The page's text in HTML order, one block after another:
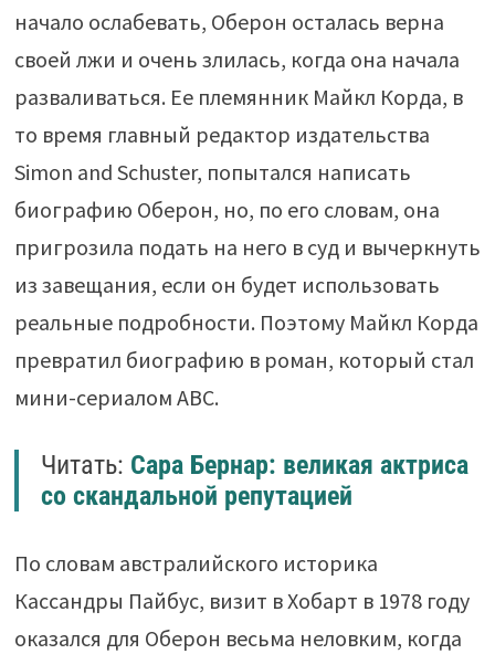
начало ослабевать, Оберон осталась верна
своей лжи и очень злилась, когда она начала
разваливаться. Ее племянник Майкл Корда, в
то время главный редактор издательства
Simon and Schuster, попытался написать
биографию Оберон, но, по его словам, она
пригрозила подать на него в суд и вычеркнуть
из завещания, если он будет использовать
реальные подробности. Поэтому Майкл Корда
превратил биографию в роман, который стал
мини-сериалом ABC.
Читать: Сара Бернар: великая актриса
со скандальной репутацией
По словам австралийского историка
Кассандры Пайбус, визит в Хобарт в 1978 году
оказался для Оберон весьма неловким, когда